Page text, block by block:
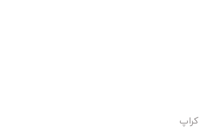
کراپ